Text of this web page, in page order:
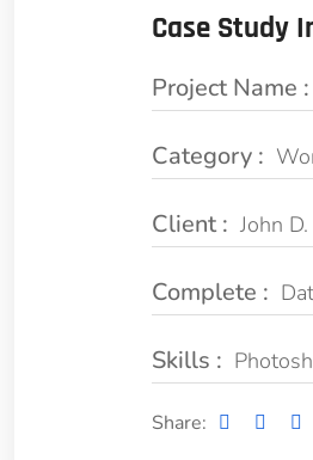
Case Study
Project Name :
Category :
Client : John
Complete :
Skills :
Share: